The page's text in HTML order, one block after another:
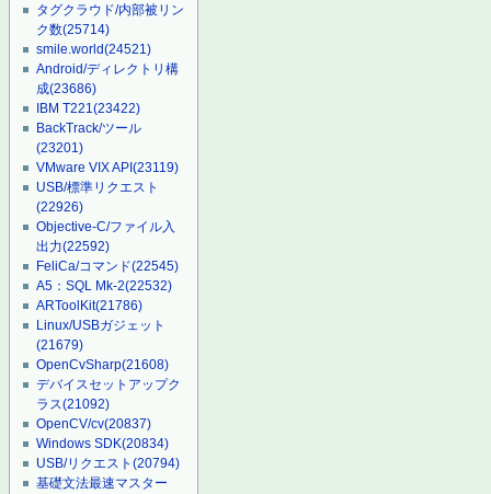
タグクラウド/内部被リン
ク数(25714)
smile.world(24521)
Android/ディレクトリ構
成(23686)
IBM T221(23422)
BackTrack/ツール
(23201)
VMware VIX API(23119)
USB/標準リクエスト
(22926)
Objective-C/ファイル入
出力(22592)
FeliCa/コマンド(22545)
A5：SQL Mk-2(22532)
ARToolKit(21786)
Linux/USBガジェット
(21679)
OpenCvSharp(21608)
デバイスセットアップク
ラス(21092)
OpenCV/cv(20837)
Windows SDK(20834)
USB/リクエスト(20794)
基礎文法最速マスター